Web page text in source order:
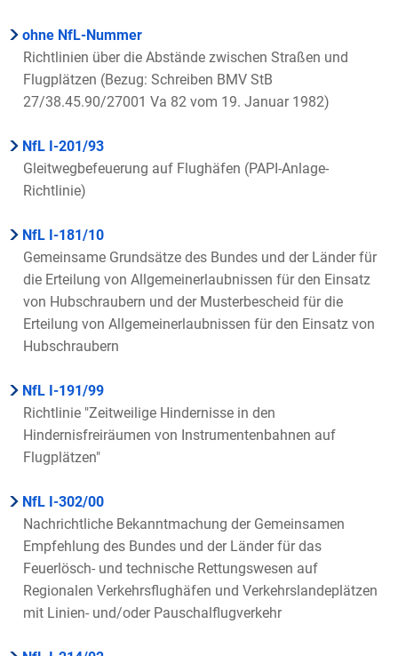
ohne NfL-Nummer
Richtlinien über die Abstände zwischen Straßen und
Flugplätzen (Bezug: Schreiben BMV StB
27/38.45.90/27001 Va 82 vom 19. Januar 1982)
NfL I-201/93
Gleitwegbefeuerung auf Flughäfen (PAPI-Anlage-
Richtlinie)
NfL I-181/10
Gemeinsame Grundsätze des Bundes und der Länder für
die Erteilung von Allgemeinerlaubnissen für den Einsatz
von Hubschraubern und der Musterbescheid für die
Erteilung von Allgemeinerlaubnissen für den Einsatz von
Hubschraubern
NfL I-191/99
Richtlinie "Zeitweilige Hindernisse in den
Hindernisfreiräumen von Instrumentenbahnen auf
Flugplätzen"
NfL I-302/00
Nachrichtliche Bekanntmachung der Gemeinsamen
Empfehlung des Bundes und der Länder für das
Feuerlösch- und technische Rettungswesen auf
Regionalen Verkehrsflughäfen und Verkehrslandeplätzen
mit Linien- und/oder Pauschalflugverkehr